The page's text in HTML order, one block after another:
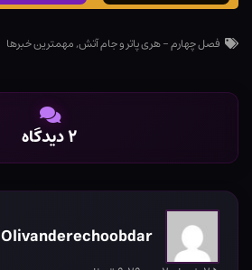
فصل چهارم - هری پاتر و جام آتش,مهمترین خبرها
۲ دیدگاه
Olivanderechoobdar